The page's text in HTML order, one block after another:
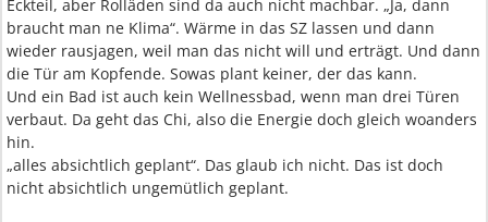
Eckteil, aber Rolläden sind da auch nicht machbar. „Ja, dann
braucht man ne Klima“. Wärme in das SZ lassen und dann
wieder rausjagen, weil man das nicht will und erträgt. Und dann
die Tür am Kopfende. Sowas plant keiner, der das kann.
Und ein Bad ist auch kein Wellnessbad, wenn man drei Türen
verbaut. Da geht das Chi, also die Energie doch gleich woanders
hin.
„alles absichtlich geplant“. Das glaub ich nicht. Das ist doch
nicht absichtlich ungemütlich geplant.